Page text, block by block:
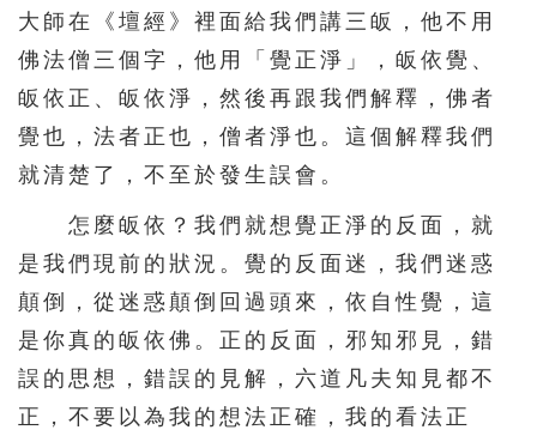
大師在《壇經》裡面給我們講三皈，他不用
佛法僧三個字，他用「覺正淨」，皈依覺、
皈依正、皈依淨，然後再跟我們解釋，佛者
覺也，法者正也，僧者淨也。這個解釋我們
就清楚了，不至於發生誤會。
怎麼皈依？我們就想覺正淨的反面，就
是我們現前的狀況。覺的反面迷，我們迷惑
顛倒，從迷惑顛倒回過頭來，依自性覺，這
是你真的皈依佛。正的反面，邪知邪見，錯
誤的思想，錯誤的見解，六道凡夫知見都不
正，不要以為我的想法正確，我的看法正